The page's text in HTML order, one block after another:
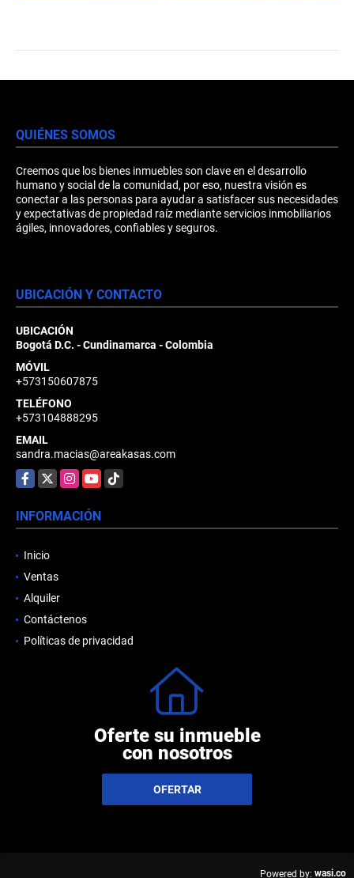
QUIÉNES SOMOS
Creemos que los bienes inmuebles son clave en el desarrollo
humano y social de la comunidad, por eso, nuestra visión es
conectar a las personas para ayudar a satisfacer sus necesidades
y expectativas de propiedad raíz mediante servicios inmobiliarios
ágiles, innovadores, confiables y seguros.
UBICACIÓN Y CONTACTO
UBICACIÓN
Bogotá D.C. - Cundinamarca - Colombia
MÓVIL
+573150607875
TELÉFONO
+573104888295
EMAIL
sandra.macias@areakasas.com
Facebook
X Instagram
YouTubeTikTok
INFORMACIÓN
Inicio
Ventas
Alquiler
Contáctenos
Políticas de privacidad
Oferte su inmueble
con nosotros
OFERTAR
Powered by: wasi.co